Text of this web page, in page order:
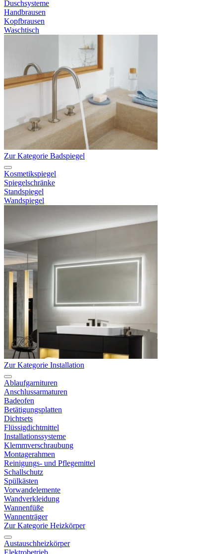
Duschsysteme
Handbrausen
Kopfbrausen
Waschtisch
Zur Kategorie Badspiegel
Kosmetikspiegel
Spiegelschränke
Standspiegel
Wandspiegel
Zur Kategorie Installation
Ablaufgarnituren
Anschlussarmaturen
Badeofen
Betätigungsplatten
Dichtsets
Flüssigdichtmittel
Installationssysteme
Klemmverschraubung
Montagerahmen
Reinigungs- und Pflegemittel
Schallschutz
Spülkästen
Vorwandelemente
Wandverkleidung
Wannenfüße
Wannenträger
Zur Kategorie Heizkörper
Austauschheizkörper